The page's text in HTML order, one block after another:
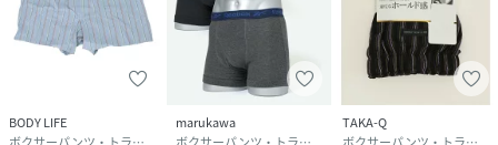
BODY LIFE
marukawa
TAKA-Q